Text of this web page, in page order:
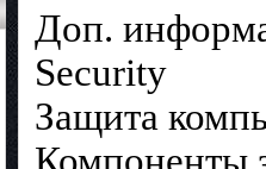
Доп.
Security
Защита